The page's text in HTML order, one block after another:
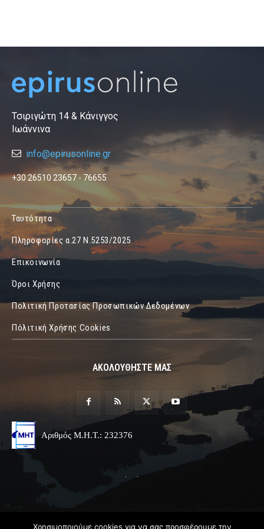
Τσιριγώτη 14 & Κάνιγγος
Ιωάννινα
info@epirusonline.gr
+30 26510 23657 - 76655
Ταυτότητα
Πληροφορίες α.27 Ν.5253/2025
Επικοινωνία
Όροι Χρήσης
Πολιτική Προτασίας Προσωπικών Δεδομένων
Πόλιτική Χρήσης Cookies
ΑΚΟΛΟΥΘΗΣΤΕ ΜΑΣ
Αριθμός Μ.Η.Τ.: 232376
Χρησιμοποιούμε cookies για να σας προσφέρουμε την